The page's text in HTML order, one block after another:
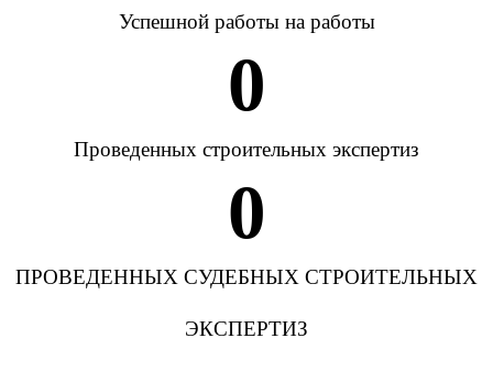
Успешной работы на работы
0
Проведенных строительных экспертиз
0
ПРОВЕДЕННЫХ СУДЕБНЫХ СТРОИТЕЛЬНЫХ
ЭКСПЕРТИЗ